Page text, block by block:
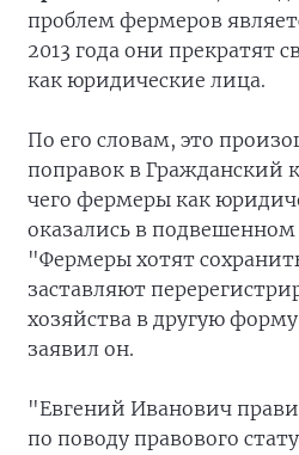
проблем фермеров
2013 года они прекратят
как юридические лица.
По его словам, это
поправок в Гражданский
чего фермеры как
оказались в подвешенном
"Фермеры хотят
заставляют
хозяйства в другую
заявил он.
"Евгений Иванович
по поводу правового